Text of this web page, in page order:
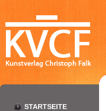
STARTSEITE